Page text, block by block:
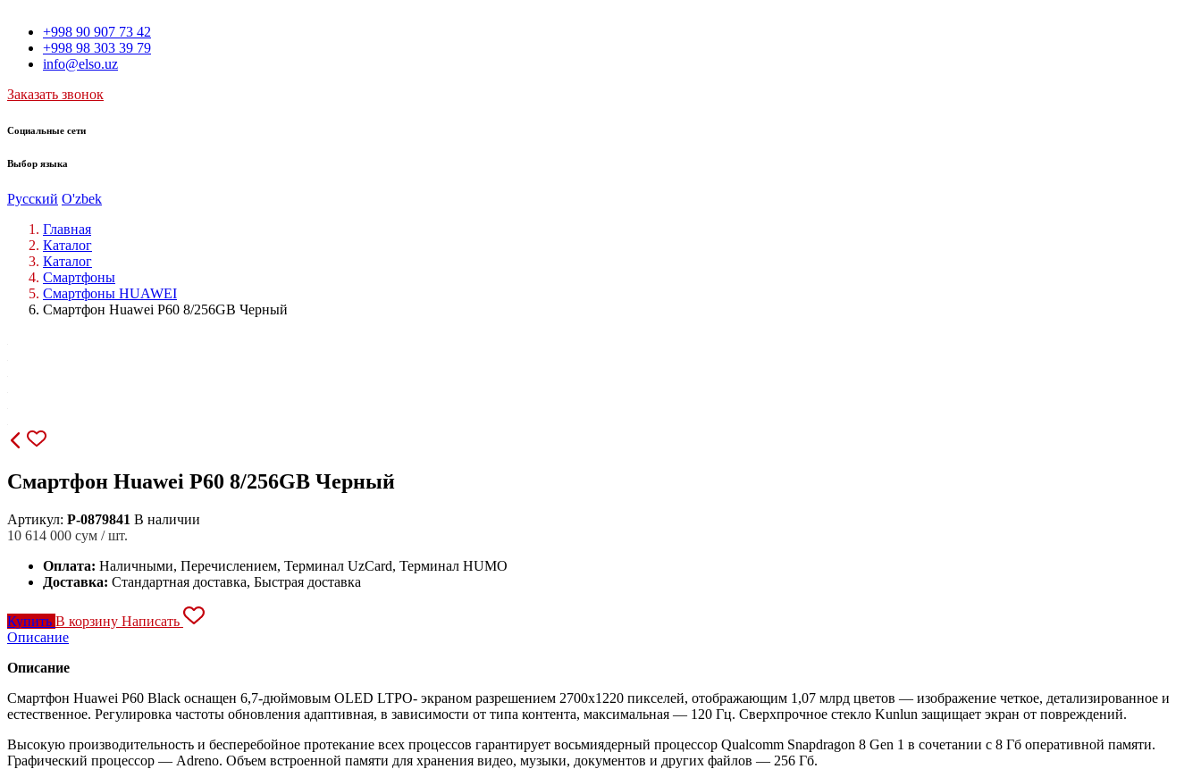
+998 90 907 73 42
+998 98 303 39 79
info@elso.uz
Заказать звонок
Социальные сети
Выбор языка
Русский O'zbek
Главная
Каталог
Каталог
Смартфоны
Cмартфоны HUAWEI
Смартфон Huawei P60 8/256GB Черный
Смартфон Huawei P60 8/256GB Черный
Артикул: P-0879841 В наличии
10 614 000 сум / шт.
Оплата: Наличными, Перечислением, Терминал UzCard, Терминал HUMO
Доставка: Стандартная доставка, Быстрая доставка
Купить В корзину Написать
Описание
Описание
Смартфон Huawei P60 Black оснащен 6,7-дюймовым OLED LTPO- экраном разрешением 2700х1220 пикселей, отображающим 1,07 млрд цветов — изображение четкое, детализированное и
естественное. Регулировка частоты обновления адаптивная, в зависимости от типа контента, максимальная — 120 Гц. Сверхпрочное стекло Kunlun защищает экран от повреждений.
Высокую производительность и бесперебойное протекание всех процессов гарантирует восьмиядерный процессор Qualcomm Snapdragon 8 Gen 1 в сочетании с 8 Гб оперативной памяти.
Графический процессор — Adreno. Объем встроенной памяти для хранения видео, музыки, документов и других файлов — 256 Гб.